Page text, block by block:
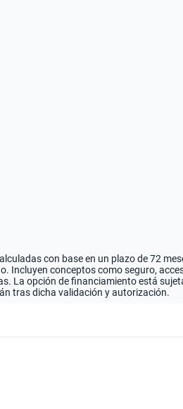
con base en un plazo de 72
Incluyen conceptos como seguro,
La opción de financiamiento está
tras dicha validación y autorización.